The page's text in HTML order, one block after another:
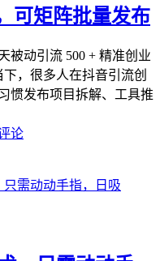
可矩阵批量发布
被动引流 500 + 精准创业
，很多人在抖音引流创
惯发布项目拆解、工具推
论